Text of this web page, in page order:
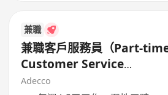
兼職
兼職客戶服務員（Part-
Customer Service
Representative）
Adecco